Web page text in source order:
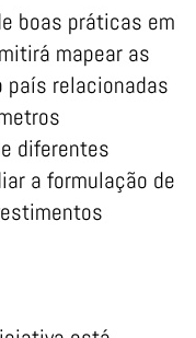
boas práticas em
mapear as
país relacionadas
diferentes
a formulação de